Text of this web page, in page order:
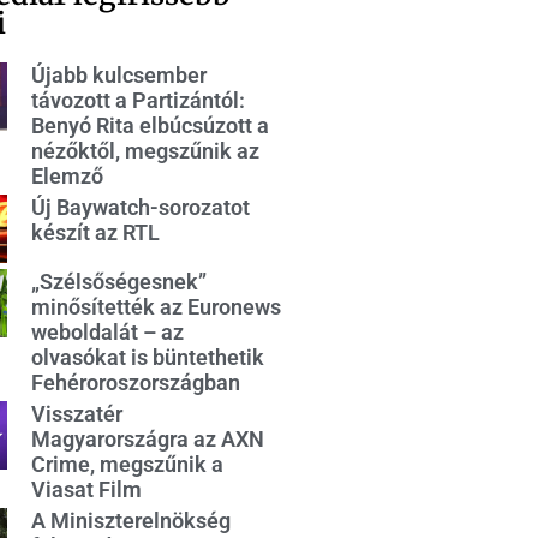
Újabb kulcsember
távozott a Partizántól:
Benyó Rita elbúcsúzott a
nézőktől, megszűnik az
Elemző
Új Baywatch-sorozatot
készít az RTL
„Szélsőségesnek”
minősítették az Euronews
weboldalát – az
olvasókat is büntethetik
Fehéroroszországban
Visszatér
Magyarországra az AXN
Crime, megszűnik a
Viasat Film
A Miniszterelnökség